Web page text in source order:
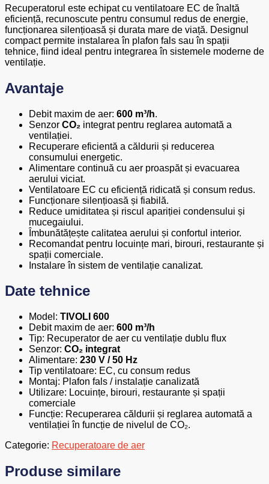
Recuperatorul este echipat cu ventilatoare EC de înaltă
eficiență, recunoscute pentru consumul redus de energie,
funcționarea silențioasă și durata mare de viață. Designul
compact permite instalarea în plafon fals sau în spații
tehnice, fiind ideal pentru integrarea în sistemele moderne de
ventilație.
Avantaje
Debit maxim de aer: 600 m³/h.
Senzor CO₂ integrat pentru reglarea automată a
ventilației.
Recuperare eficientă a căldurii și reducerea
consumului energetic.
Alimentare continuă cu aer proaspăt și evacuarea
aerului viciat.
Ventilatoare EC cu eficiență ridicată și consum redus.
Funcționare silențioasă și fiabilă.
Reduce umiditatea și riscul apariției condensului și
mucegaiului.
Îmbunătățește calitatea aerului și confortul interior.
Recomandat pentru locuințe mari, birouri, restaurante și
spații comerciale.
Instalare în sistem de ventilație canalizat.
Date tehnice
Model: TIVOLI 600
Debit maxim de aer: 600 m³/h
Tip: Recuperator de aer cu ventilație dublu flux
Senzor: CO₂ integrat
Alimentare: 230 V / 50 Hz
Tip ventilatoare: EC, cu consum redus
Montaj: Plafon fals / instalație canalizată
Utilizare: Locuințe, birouri, restaurante și spații
comerciale
Funcție: Recuperarea căldurii și reglarea automată a
ventilației în funcție de nivelul de CO₂.
Categorie: Recuperatoare de aer
Produse similare